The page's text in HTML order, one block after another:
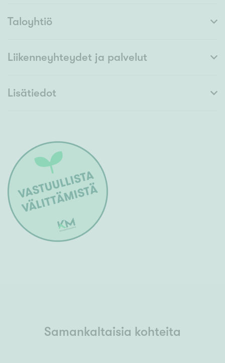
Taloyhtiö
Liikenneyhteydet ja palvelut
Lisätiedot
Samankaltaisia kohteita